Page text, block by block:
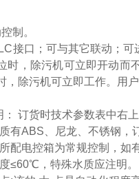
制。
接口；可与其它联动；可
时，除污机可立即开动而
，除污机可立即工作。用
： 订货时技术参数表中右
有ABS、尼龙、不锈钢，
配电控箱为常规控制，如
≤60℃，特殊水质应注明